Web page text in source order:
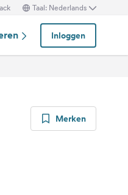
Taal: Nederlands
Inloggen
Merken